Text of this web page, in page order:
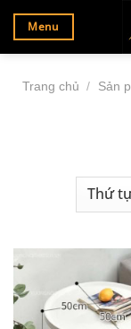
Bỏ
qua
nội
dung
Menu
Trang chủ / Sản